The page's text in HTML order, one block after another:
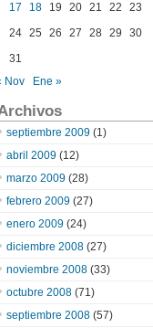
17
18 19 20 21 22
23
24 25 26 27 28 29
30
31
Nov
Ene »
septiembre 2009 (1)
abril 2009 (12)
marzo 2009 (28)
febrero 2009 (27)
enero 2009 (24)
diciembre 2008 (27)
noviembre 2008 (33)
octubre 2008 (71)
septiembre 2008 (57)